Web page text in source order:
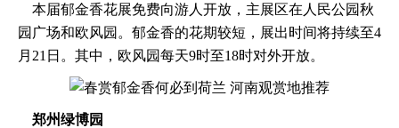
本届郁金香花展免费向游人开放，主展区在人民公园秋
园广场和欧风园。郁金香的花期较短，展出时间将持续至4
月21日。其中，欧风园每天9时至18时对外开放。
郑州绿博园